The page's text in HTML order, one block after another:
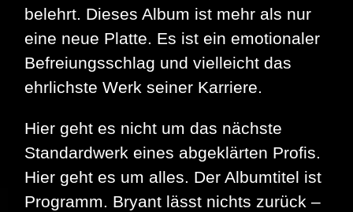
belehrt. Dieses Album ist mehr als nur
eine neue Platte. Es ist ein emotionaler
Befreiungsschlag und vielleicht das
ehrlichste Werk seiner Karriere.
Hier geht es nicht um das nächste
Standardwerk eines abgeklärten Profis.
Hier geht es um alles. Der Albumtitel ist
Programm. Bryant lässt nichts zurück –